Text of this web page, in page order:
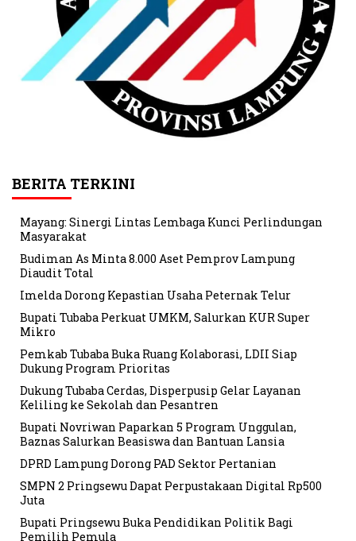
BERITA TERKINI
Mayang: Sinergi Lintas Lembaga Kunci Perlindungan
Masyarakat
Budiman As Minta 8.000 Aset Pemprov Lampung
Diaudit Total
Imelda Dorong Kepastian Usaha Peternak Telur
Bupati Tubaba Perkuat UMKM, Salurkan KUR Super
Mikro
Pemkab Tubaba Buka Ruang Kolaborasi, LDII Siap
Dukung Program Prioritas
Dukung Tubaba Cerdas, Disperpusip Gelar Layanan
Keliling ke Sekolah dan Pesantren
Bupati Novriwan Paparkan 5 Program Unggulan,
Baznas Salurkan Beasiswa dan Bantuan Lansia
DPRD Lampung Dorong PAD Sektor Pertanian
SMPN 2 Pringsewu Dapat Perpustakaan Digital Rp500
Juta
Bupati Pringsewu Buka Pendidikan Politik Bagi
Pemilih Pemula